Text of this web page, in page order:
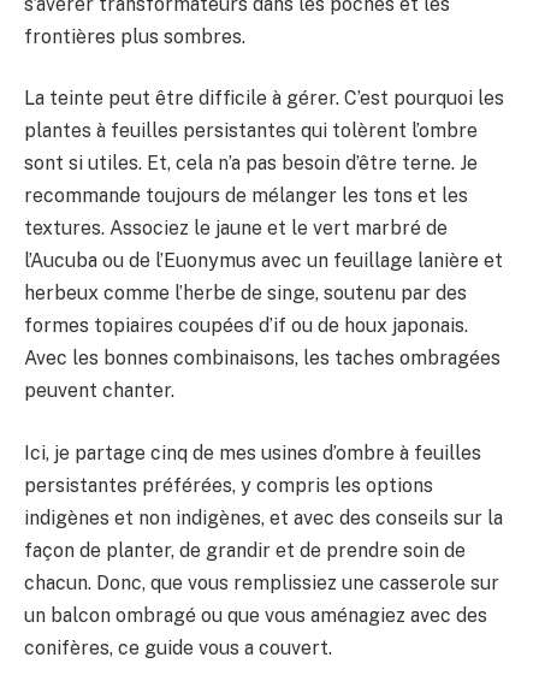
frontières plus sombres.
La teinte peut être difficile à gérer. C’est pourquoi les
plantes à feuilles persistantes qui tolèrent l’ombre
sont si utiles. Et, cela n’a pas besoin d’être terne. Je
recommande toujours de mélanger les tons et les
textures. Associez le jaune et le vert marbré de
l’Aucuba ou de l’Euonymus avec un feuillage lanière et
herbeux comme l’herbe de singe, soutenu par des
formes topiaires coupées d’if ou de houx japonais.
Avec les bonnes combinaisons, les taches ombragées
peuvent chanter.
Ici, je partage cinq de mes usines d’ombre à feuilles
persistantes préférées, y compris les options
indigènes et non indigènes, et avec des conseils sur la
façon de planter, de grandir et de prendre soin de
chacun. Donc, que vous remplissiez une casserole sur
un balcon ombragé ou que vous aménagiez avec des
conifères, ce guide vous a couvert.